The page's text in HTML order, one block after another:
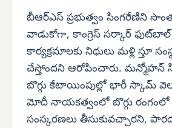
బీఆర్‌ఎస్ ప్రభుత్వం సింగరేణిని
వాడుకోగా, కాంగ్రెస్ సర్కార్
కార్యక్రమాలకు నిధులు మళ్లి స్తూ
చేస్తోందని ఆరోపించారు.
బొగ్గు కేటాయింపుల్లో భారీ స్కామ్
మోదీ నాయకత్వంలో బొగ్గు రంగంలో
సంస్కరణలు తీసుకువచ్చారని,